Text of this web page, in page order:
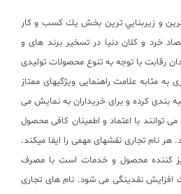
و زيربنايي ترين بخش يك كسب و كار
خرد و كلان دنيا در تسخیر برند های و
رقابت با توجه به تنوع محصولات تولیدی
مثابه علامت راهنمایی ویژگیهای ممتاز
بندی کرده و برای خریداران به نمایش می
توانند با اعتماد و اطمینان کافی محصول
هر نام تجاری نقشهای مهمی را ایفا میکند.
کننده محصول و خدمات است با مصرف
افزایش نقدینگی می شود. نام های تجاری